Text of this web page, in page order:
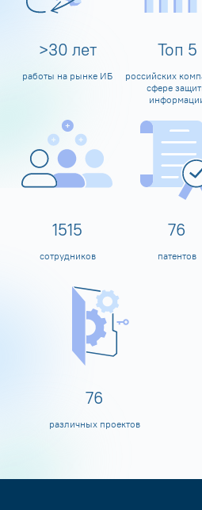
>30 лет
работы на рынке ИБ
Топ 5
российских
сфере
1600
сотрудников
80
патентов
80
различных проектов